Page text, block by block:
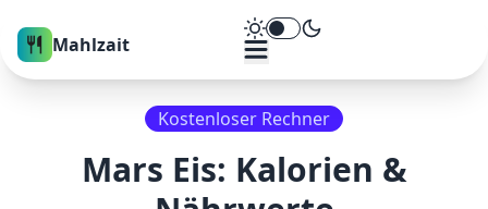
Mahlzait Theme umschalten
Kostenloser Rechner
Mars Eis: Kalorien &